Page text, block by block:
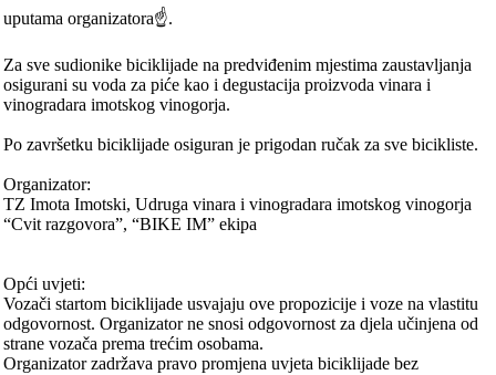
uputama organizatora☝.
Za sve sudionike biciklijade na predviđenim mjestima zaustavljanja
osigurani su voda za piće kao i degustacija proizvoda vinara i
vinogradara imotskog vinogorja.
Po završetku biciklijade osiguran je prigodan ručak za sve bicikliste.
Organizator:
TZ Imota Imotski, Udruga vinara i vinogradara imotskog vinogorja
“Cvit razgovora”, “BIKE IM” ekipa
Opći uvjeti:
Vozači startom biciklijade usvajaju ove propozicije i voze na vlastitu
odgovornost. Organizator ne snosi odgovornost za djela učinjena od
strane vozača prema trećim osobama.
Organizator zadržava pravo promjena uvjeta biciklijade bez